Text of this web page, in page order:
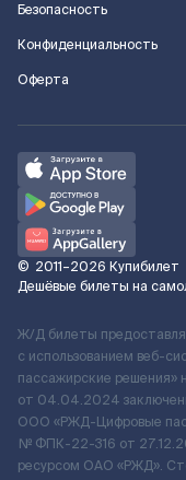
Безопасность
Конфиденциальность
Оферта
© 2011–2026 Купибилет
Дешёвые билеты на
Ж/Д билеты
с использованием веб-
пассажирские решения»
от 04.04.2024
ООО «РЖД-Цифровые
№ ФПК-22-316 от
ресурсом ОАО «РЖД».